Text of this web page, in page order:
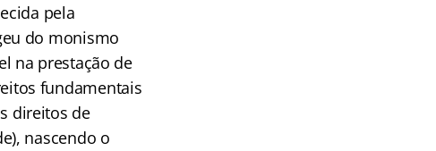
pela
do monismo
na prestação de
fundamentais
direitos de
nascendo o